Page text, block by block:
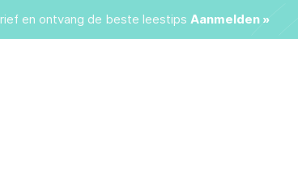
en ontvang de beste leestips Aanmelden »